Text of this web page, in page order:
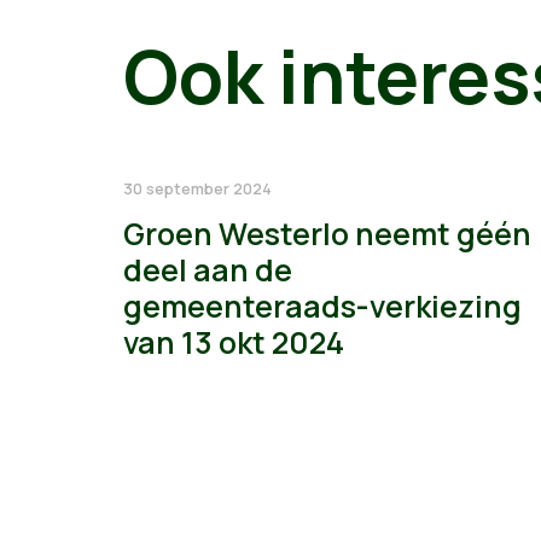
Ook
30 september 2024
Groen Westerlo neemt géén
deel aan de
gemeenteraads-verkiezing
van 13 okt 2024